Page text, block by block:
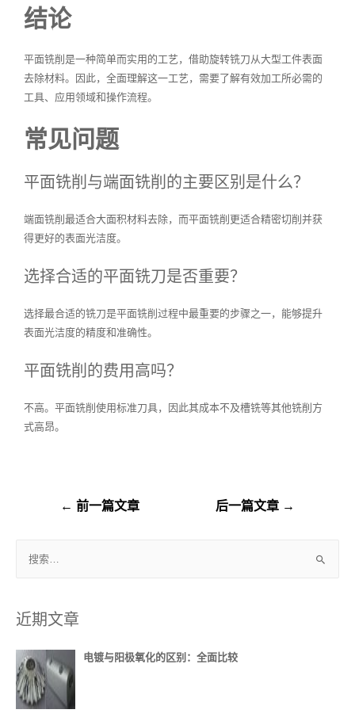
结论
平面铣削是一种简单而实用的工艺，借助旋转铣刀从大型工件表面
去除材料。因此，全面理解这一工艺，需要了解有效加工所必需的
工具、应用领域和操作流程。
常见问题
平面铣削与端面铣削的主要区别是什么？
端面铣削最适合大面积材料去除，而平面铣削更适合精密切削并获
得更好的表面光洁度。
选择合适的平面铣刀是否重要？
选择最合适的铣刀是平面铣削过程中最重要的步骤之一，能够提升
表面光洁度的精度和准确性。
平面铣削的费用高吗？
不高。平面铣削使用标准刀具，因此其成本不及槽铣等其他铣削方
式高昂。
← 前一篇文章 后一篇文章 →
近期文章
电镀与阳极氧化的区别：全面比较